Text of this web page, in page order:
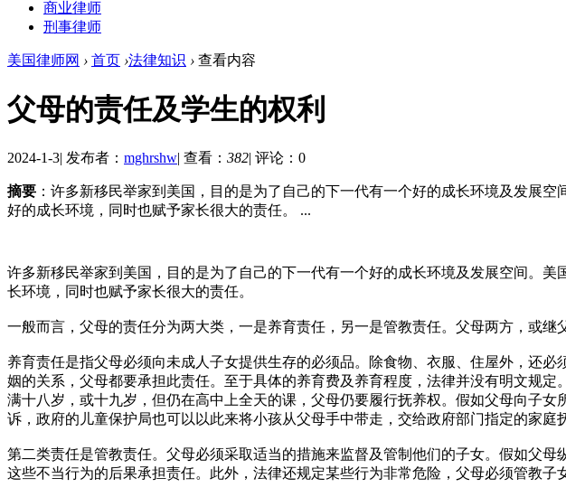
商业律师
刑事律师
美国律师网 › 首页 ›法律知识 › 查看内容
父母的责任及学生的权利
2024-1-3| 发布者： mghrshw| 查看： 382| 评论：0
摘要 ：许多新移民举家到美国，目的是为了自己的下一代有一个好的成长环境及发展
好的成长环境，同时也赋予家长很大的责任。 ...
许多新移民举家到美国，目的是为了自己的下一代有一个好的成长环境及发展空间。
长环境，同时也赋予家长很大的责任。
一般而言，父母的责任分为两大类，一是养育责任，另一是管教责任。父母两方，或继
养育责任是指父母必须向未成人子女提供生存的必须品。除食物、衣服、住屋外，还
姻的关系，父母都要承担此责任。至于具体的养育费及养育程度，法律并没有明文规
满十八岁，或十九岁，但仍在高中上全天的课，父母仍要履行抚养权。假如父母向子
诉，政府的儿童保护局也可以以此来将小孩从父母手中带走，交给政府部门指定的家庭
第二类责任是管教责任。父母必须采取适当的措施来监督及管制他们的子女。假如父
这些不当行为的后果承担责任。此外，法律还规定某些行为非常危险，父母必须管教子